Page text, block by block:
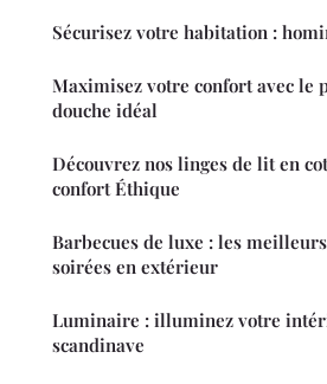
Sécurisez votre habitation :
Maximisez votre confort avec le
douche idéal
Découvrez nos linges de lit en
confort Éthique
Barbecues de luxe : les
soirées en extérieur
Luminaire : illuminez votre
scandinave